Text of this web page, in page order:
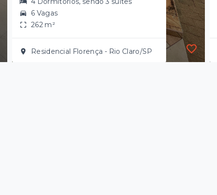
6 Vagas
262 m²
Residencial Florença - Rio Claro/SP